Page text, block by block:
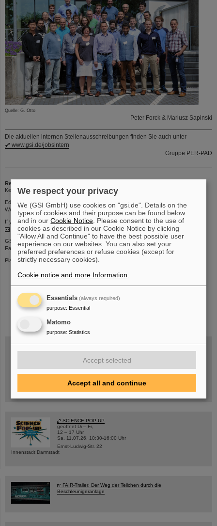
Quelle: G. Otto
Peter Forck & Mariusz Sapinski
Die aktuellen internen Stellenausschreibungen finden Sie auch unter
www.gsi.de/jobsintern
Gruppe PER-PAD
Redaktion
Kerstin Schiebel | Phone: 1395 | Email:
K.Schiebel
Editorial deadline: Thursdays 12 p.m.
Web interface for submitting contributions:
https://kurier.gsi.de
If you have any comments or suggestions about this page, please contact
kurier@gsi.de
GSI Helmholtzzentrum für Schwerionenforschung GmbH
Facility for Antiproton and Ion Research in Europe GmbH
Planckstr. 1 | 64291 Darmstadt | Telefon: +49-6159-71- 0
instagramlinkedin youtubehelmholtz.socialfacebook
Warum existiert nicht einfach nichts?
Hannah Elfner,
GSI/FAIR/Goethe-Universität
Anmeldung und weitere Informationen
SCIENCE POP-UP
geöffnet Di – Fr,
12 – 17 Uhr
Sa, 11.07.26, 10:30-16:00 Uhr
Ernst-Ludwig-Str. 22
Innenstadt Darmstadt
FAIR-Trailer: Der Weg der Teilchen durch die
Beschleunigeranlage
We respect your privacy
We (GSI GmbH) use cookies on "gsi.de". Details on the
types of cookies and their purpose can be found below
and in ourCookie Notice . Please consent to the use of
cookies as described in our Cookie Notice by clicking
"Allow All and Continue" to have the best possible user
experience on our websites. You can also set your
preferred preferences or refuse cookies (except for
strictly necessary cookies).
Cookie notice and more Information
Essentials (always required)
purpose: Essential
Matomo
purpose: Statistics
Accept selected
Accept all and continue